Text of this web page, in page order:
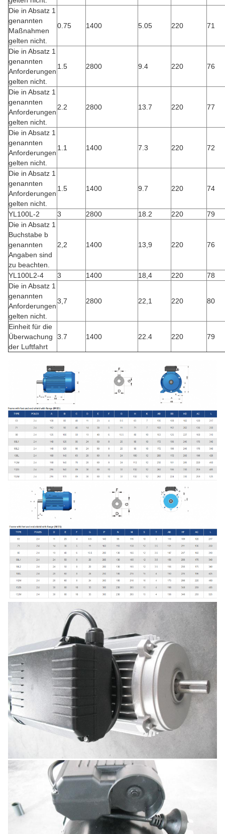
Die in Absatz 1
genannten
Maßnahmen
gelten nicht.
0.75 1400 5.05 220 71
Die in Absatz 1
genannten
Anforderungen
gelten nicht.
1.5 2800 9.4 220 76
Die in Absatz 1
genannten
Anforderungen
gelten nicht.
2.2 2800 13.7 220 77
Die in Absatz 1
genannten
Anforderungen
gelten nicht.
1.1 1400 7.3 220 72
Die in Absatz 1
genannten
Anforderungen
gelten nicht.
1.5 1400 9.7 220 74
YL100L-2 3 2800 18.2 220
79
Die in Absatz 1
Buchstabe b
genannten
Angaben sind
zu beachten.
2,2 1400 13,9 220 76
YL100L2-4 3 1400 18,4 220
78
Die in Absatz 1
genannten
Anforderungen
gelten nicht.
3,7 2800 22,1 220 80
Einheit für die
Überwachung
der Luftfahrt
3.7 1400 22.4 220 79